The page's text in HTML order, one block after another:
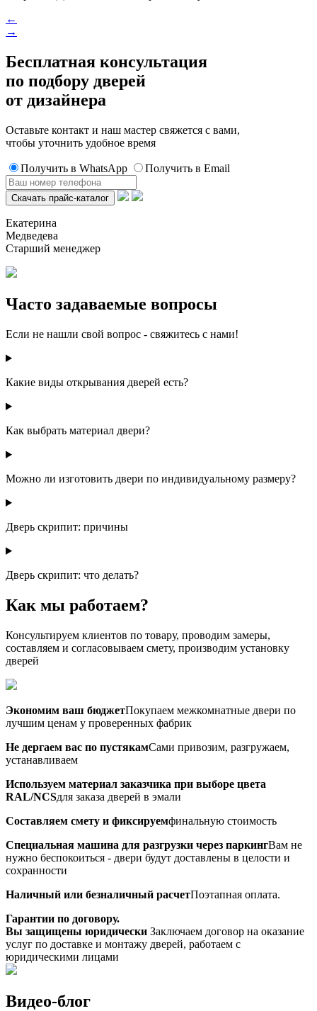
←
→
Бесплатная консультация
по подбору дверей
от дизайнера
Оставьте контакт и наш мастер свяжется с вами,
чтобы уточнить удобное время
Получить в WhatsApp Получить в Email
Екатерина
Медведева
Старший менеджер
Часто задаваемые вопросы
Если не нашли свой вопрос - свяжитесь с нами!
Какие виды открывания дверей есть?
Как выбрать материал двери?
Можно ли изготовить двери по индивидуальному размеру?
Дверь скрипит: причины
Дверь скрипит: что делать?
Как мы работаем?
Консультируем клиентов по товару, проводим замеры,
составляем и согласовываем смету, производим установку
дверей
Экономим ваш бюджетПокупаем межкомнатные двери по
лучшим ценам у проверенных фабрик
Не дергаем вас по пустякамСами привозим, разгружаем,
устанавливаем
Используем материал заказчика при выборе цвета
RAL/NCSдля заказа дверей в эмали
Составляем смету и фиксируемфинальную стоимость
Специальная машина для разгрузки через паркингВам не
нужно беспокоиться - двери будут доставлены в целости и
сохранности
Наличный или безналичный расчетПоэтапная оплата.
Гарантии по договору.
Вы защищены юридически Заключаем договор на оказание
услуг по доставке и монтажу дверей, работаем с
юридическими лицами
Видео-блог